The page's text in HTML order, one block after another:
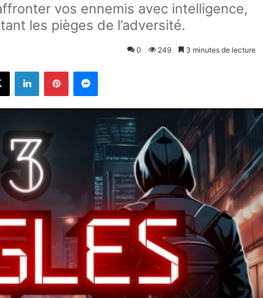
vos ennemis avec intelligence,
les pièges de l’adversité.
0 249 3 minutes de lecture